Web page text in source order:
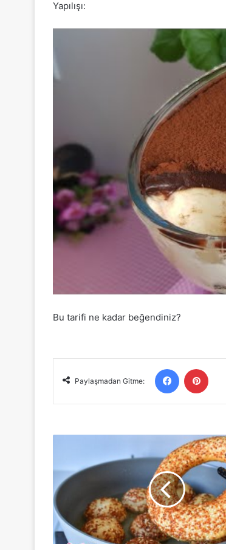
Yapılışı:
Bu tarifi ne kadar beğendiniz?
Paylaşmadan Gitme:
Facebook